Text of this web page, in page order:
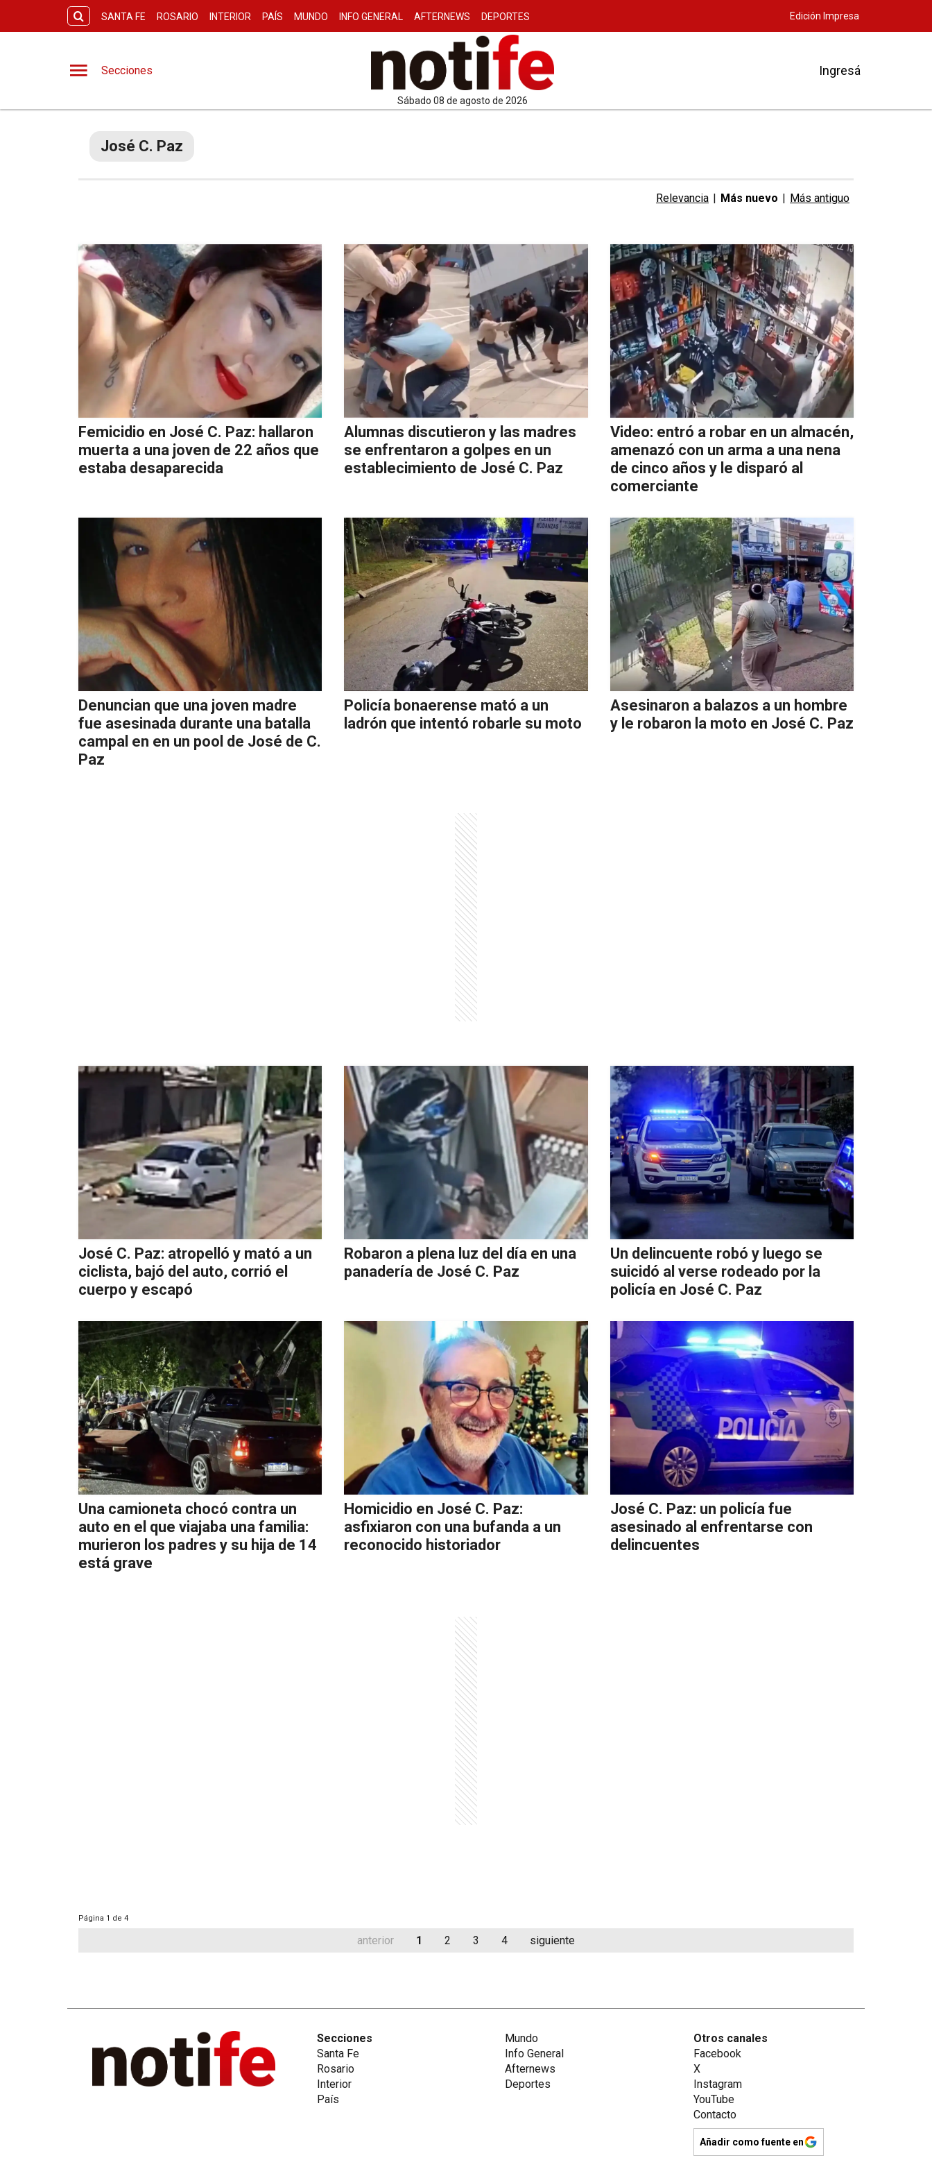
SANTA FE ROSARIO INTERIOR PAÍS MUNDO INFO GENERAL AFTERNEWS DEPORTES Edición Impresa
Secciones
sábado 08 de agosto de 2026
Ingresá
José C. Paz
Relevancia | Más nuevo | Más antiguo
Femicidio en José C. Paz: hallaron
muerta a una joven de 22 años que
estaba desaparecida
Alumnas discutieron y las madres
se enfrentaron a golpes en un
establecimiento de José C. Paz
Video: entró a robar en un almacén,
amenazó con un arma a una nena
de cinco años y le disparó al
comerciante
Denuncian que una joven madre
fue asesinada durante una batalla
campal en en un pool de José de C.
Paz
Policía bonaerense mató a un
ladrón que intentó robarle su moto
Asesinaron a balazos a un hombre
y le robaron la moto en José C. Paz
José C. Paz: atropelló y mató a un
ciclista, bajó del auto, corrió el
cuerpo y escapó
Robaron a plena luz del día en una
panadería de José C. Paz
Un delincuente robó y luego se
suicidó al verse rodeado por la
policía en José C. Paz
Una camioneta chocó contra un
auto en el que viajaba una familia:
murieron los padres y su hija de 14
está grave
Homicidio en José C. Paz:
asfixiaron con una bufanda a un
reconocido historiador
José C. Paz: un policía fue
asesinado al enfrentarse con
delincuentes
Página 1 de 4
anterior 1 2 3 4 siguiente
Secciones
Santa Fe
Rosario
Interior
País
Mundo
Info General
Afternews
Deportes
Otros canales
Facebook
X
Instagram
YouTube
Contacto
Añadir como fuente en